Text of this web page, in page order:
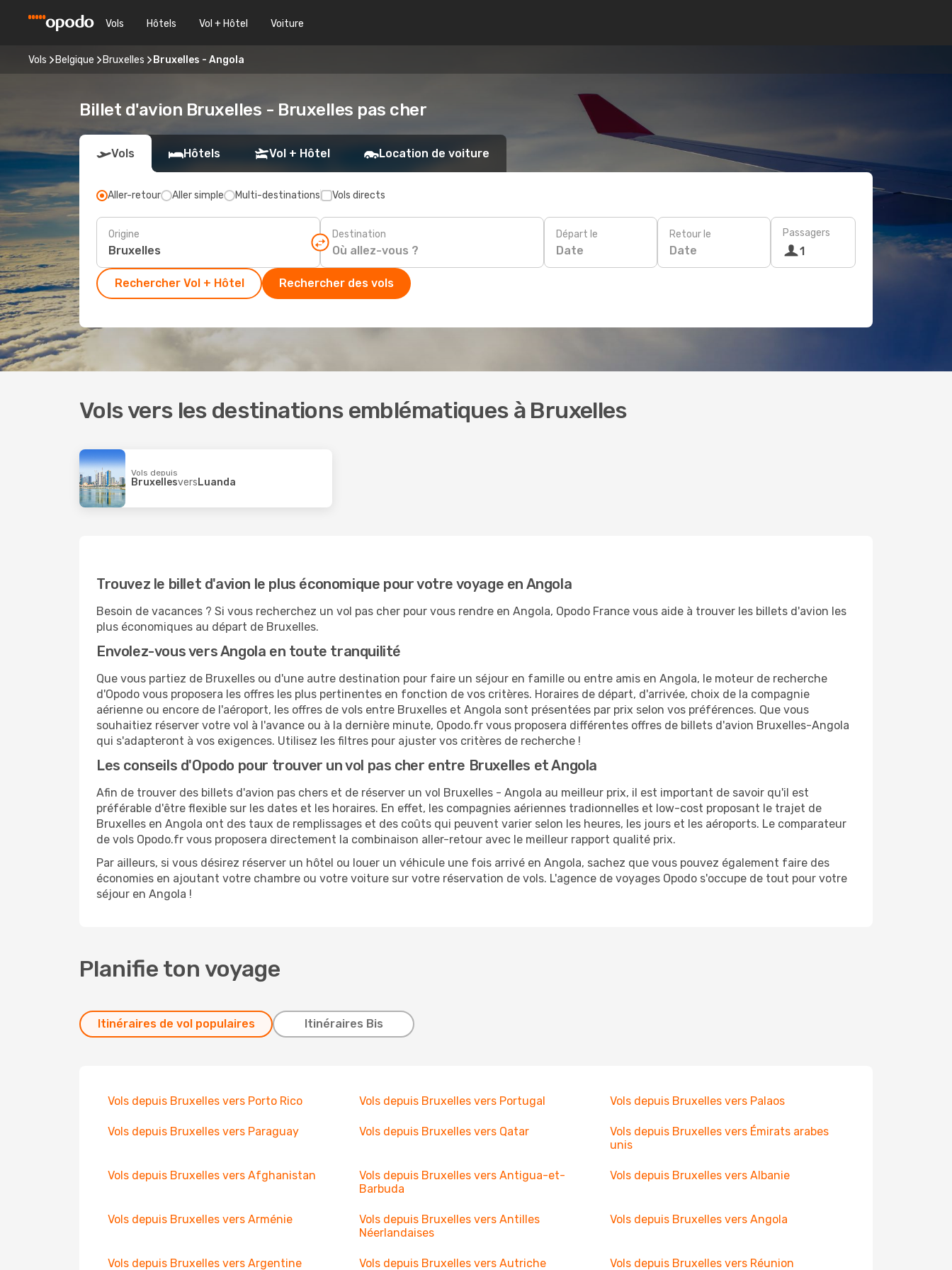
Vols Hôtels Vol + Hôtel Voiture
Vols Belgique Bruxelles Bruxelles - Angola
Billet d'avion Bruxelles - Bruxelles pas cher
Vols Hôtels Vol + Hôtel Location de voiture
Aller-retour Aller simple Multi-destinations Vols directs
Origine Destination Départ le
Date
Retour le
Date
Passagers
1
Rechercher Vol + Hôtel Rechercher des vols
Vols vers les destinations emblématiques à Bruxelles
Vols depuis
BruxellesversLuanda
Trouvez le billet d'avion le plus économique pour votre voyage en Angola
Besoin de vacances ? Si vous recherchez un vol pas cher pour vous rendre en Angola, Opodo France vous aide à trouver les billets d'avion les
plus économiques au départ de Bruxelles.
Envolez-vous vers Angola en toute tranquilité
Que vous partiez de Bruxelles ou d'une autre destination pour faire un séjour en famille ou entre amis en Angola, le moteur de recherche
d'Opodo vous proposera les offres les plus pertinentes en fonction de vos critères. Horaires de départ, d'arrivée, choix de la compagnie
aérienne ou encore de l'aéroport, les offres de vols entre Bruxelles et Angola sont présentées par prix selon vos préférences. Que vous
souhaitiez réserver votre vol à l'avance ou à la dernière minute, Opodo.fr vous proposera différentes offres de billets d'avion Bruxelles-Angola
qui s'adapteront à vos exigences. Utilisez les filtres pour ajuster vos critères de recherche !
Les conseils d'Opodo pour trouver un vol pas cher entre Bruxelles et Angola
Afin de trouver des billets d'avion pas chers et de réserver un vol Bruxelles - Angola au meilleur prix, il est important de savoir qu'il est
préférable d'être flexible sur les dates et les horaires. En effet, les compagnies aériennes tradionnelles et low-cost proposant le trajet de
Bruxelles en Angola ont des taux de remplissages et des coûts qui peuvent varier selon les heures, les jours et les aéroports. Le comparateur
de vols Opodo.fr vous proposera directement la combinaison aller-retour avec le meilleur rapport qualité prix.
Par ailleurs, si vous désirez réserver un hôtel ou louer un véhicule une fois arrivé en Angola, sachez que vous pouvez également faire des
économies en ajoutant votre chambre ou votre voiture sur votre réservation de vols. L'agence de voyages Opodo s'occupe de tout pour votre
séjour en Angola !
Planifie ton voyage
Itinéraires de vol populaires Itinéraires Bis
Vols depuis Bruxelles vers Porto Rico Vols depuis Bruxelles vers Portugal Vols depuis Bruxelles vers Palaos
Vols depuis Bruxelles vers Paraguay Vols depuis Bruxelles vers Qatar
Vols depuis Bruxelles vers Émirats arabes
unis
Vols depuis Bruxelles vers Afghanistan
Vols depuis Bruxelles vers Antigua-et-
Barbuda
Vols depuis Bruxelles vers Albanie
Vols depuis Bruxelles vers Arménie
Vols depuis Bruxelles vers Antilles
Néerlandaises
Vols depuis Bruxelles vers Angola
Vols depuis Bruxelles vers Argentine Vols depuis Bruxelles vers Autriche Vols depuis Bruxelles vers Réunion